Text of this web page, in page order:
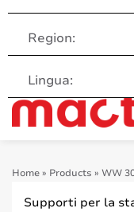
Region:
Lingua:
Servizio clienti
Home» Products » WW
Supporti per la